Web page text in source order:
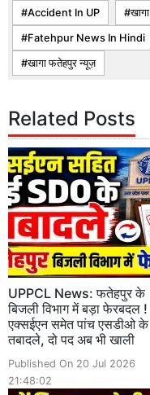
Accident In UP
Fatehpur News In Hindi
खागा फतेहपुर न्यूज़
Related Posts
UPPCL News: फतेहपुर के
बिजली विभाग में बड़ा फेरबदल !
एक्सईएन समेत पांच एसडीओ के
तबादले, दो पद अब भी खाली
Published On 20 Jul 2026
21:48:02